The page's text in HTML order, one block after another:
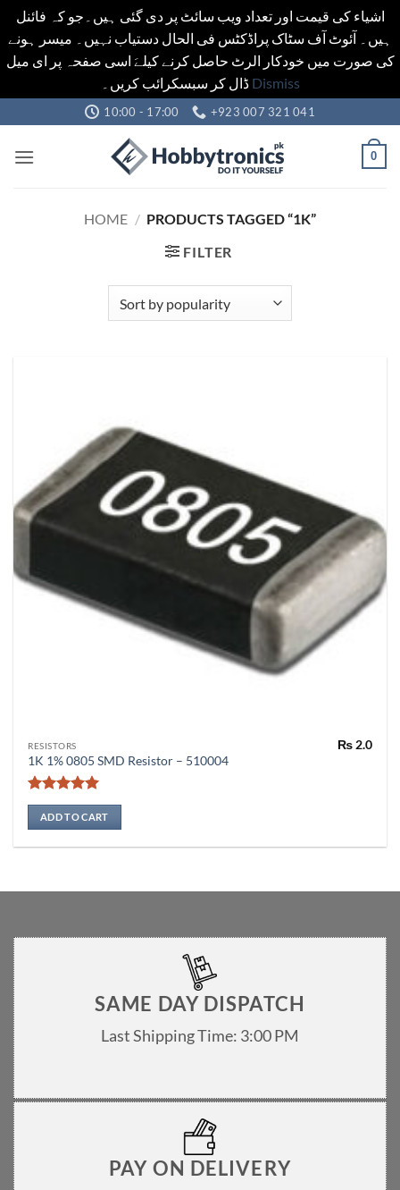
اشیاء کی قیمت اور تعداد ویب سائٹ پر دی گئی ہیں۔جو کہ فائنل
ہیں۔ آئوٹ آف سٹاک پراڈکٹس فی الحال دستیاب نہیں۔ میسر ہونے
کی صورت میں خودکار الرٹ حاصل کرنے کیلےَ اسی صفحہ پر ای میل
ڈال کر سبسکرائب کریں۔ Dismiss
to
content
10:00 - 17:00 +923 007 321 041
0
HOME / PRODUCTS TAGGED “1K”
FILTER
RESISTORS
1K 1% 0805 SMD Resistor – 510004
Rated5
out of 5
₨2.0
ADD TO CART
SAME DAY DISPATCH
Last Shipping Time: 3:00 PM
PAY ON DELIVERY